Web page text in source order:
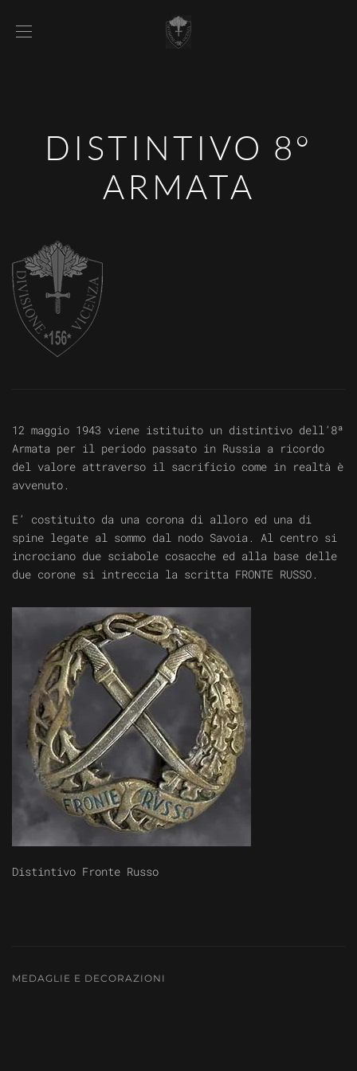
DISTINTIVO 8°
ARMATA
12 maggio 1943 viene istituito un distintivo dell’8ª
Armata per il periodo passato in Russia a ricordo
del valore attraverso il sacrificio come in realtà è
avvenuto.
E’ costituito da una corona di alloro ed una di
spine legate al sommo dal nodo Savoia. Al centro si
incrociano due sciabole cosacche ed alla base delle
due corone si intreccia la scritta FRONTE RUSSO.
Distintivo Fronte Russo
MEDAGLIE E DECORAZIONI